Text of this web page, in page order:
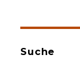
Suche